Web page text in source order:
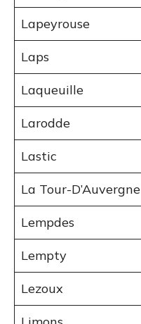
Lapeyrouse
Laps
Laqueuille
Larodde
Lastic
La Tour-D’Auvergne
Lempdes
Lempty
Lezoux